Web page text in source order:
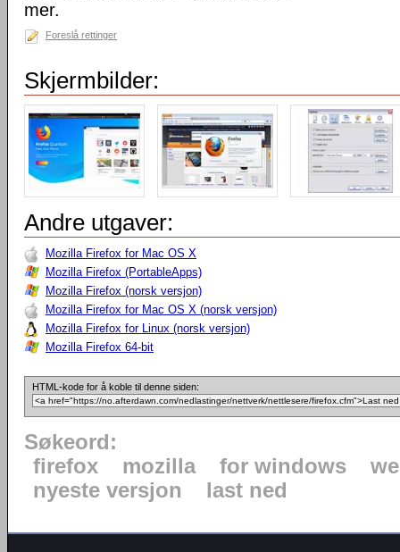
mer.
Foreslå rettinger
Skjermbilder:
Andre utgaver:
Mozilla Firefox for Mac OS X
Mozilla Firefox (PortableApps)
Mozilla Firefox (norsk versjon)
Mozilla Firefox for Mac OS X (norsk versjon)
Mozilla Firefox for Linux (norsk versjon)
Mozilla Firefox 64-bit
HTML-kode for å koble til denne siden:
Søkeord:
firefox
mozilla for windows
nyeste versjon
last ned